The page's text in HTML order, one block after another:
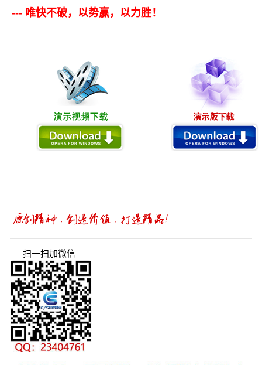
--- 唯快不破，以势赢，以力胜！
扫一扫加微信